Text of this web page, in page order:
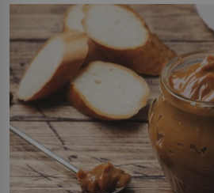
pravdu na
byl jen
ovládaný
zastáncem